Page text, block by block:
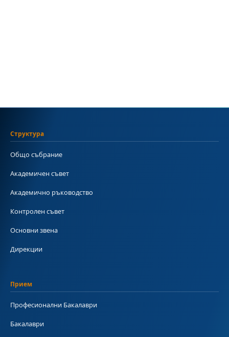
Структура
Общо събрание
Академичен съвет
Академично ръководство
Контролен съвет
Основни звена
Дирекции
Прием
Професионални Бакалаври
Бакалаври